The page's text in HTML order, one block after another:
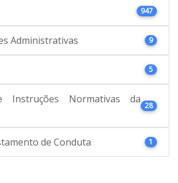
947
Administrativas 9
5
Instruções Normativas da
28
de Conduta 1